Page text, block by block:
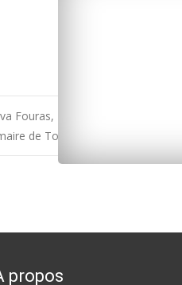
Fouras, Ronce-les-Bains et
de Tonnay-Charente entre
propos